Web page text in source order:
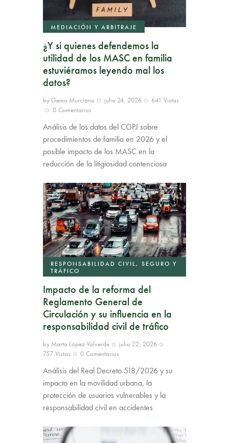
MEDIACIÓN Y ARBITRAJE
¿Y si quienes defendemos la
utilidad de los MASC en familia
estuviéramos leyendo mal los
datos?
byGema Murciano julio 24, 2026 641 Vistas
0 Comentarios
Análisis de los datos del CGPJ sobre
procedimientos de familia en 2026 y el
posible impacto de los MASC en la
reducción de la litigiosidad contenciosa
RESPONSABILIDAD CIVIL, SEGURO Y
TRÁFICO
Impacto de la reforma del
Reglamento General de
Circulación y su influencia en la
responsabilidad civil de tráfico
by Marta López Valverde
julio 22, 2026
757 Vistas 0 Comentarios
Análisis del Real Decreto 518/2026 y su
impacto en la movilidad urbana, la
protección de usuarios vulnerables y la
responsabilidad civil en accidentes